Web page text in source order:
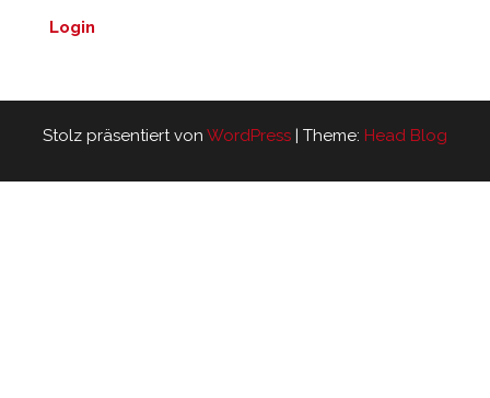
Login
Stolz präsentiert von WordPress Theme: Head Blog